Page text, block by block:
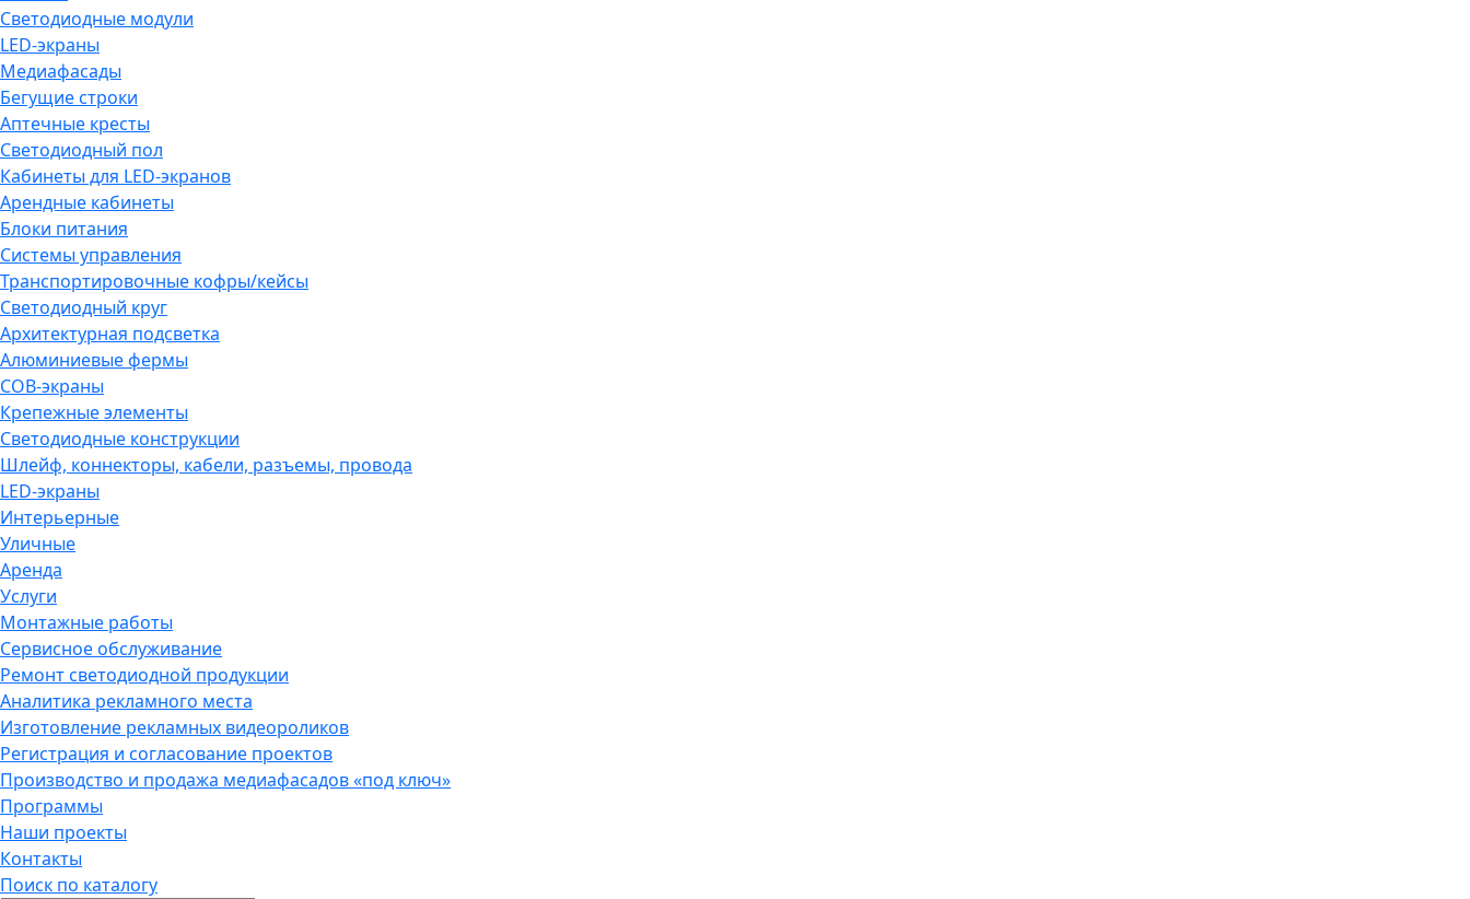
Светодиодные модули
LED-экраны
Медиафасады
Бегущие строки
Аптечные кресты
Светодиодный пол
Кабинеты для LED-экранов
Арендные кабинеты
Блоки питания
Системы управления
Транспортировочные кофры/кейсы
Светодиодный круг
Архитектурная подсветка
Алюминиевые фермы
COB-экраны
Крепежные элементы
Светодиодные конструкции
Шлейф, коннекторы, кабели, разъемы, провода
LED-экраны
Интерьерные
Уличные
Аренда
Услуги
Монтажные работы
Сервисное обслуживание
Ремонт светодиодной продукции
Аналитика рекламного места
Изготовление рекламных видеороликов
Регистрация и согласование проектов
Производство и продажа медиафасадов «под ключ»
Программы
Наши проекты
Контакты
Поиск по каталогу